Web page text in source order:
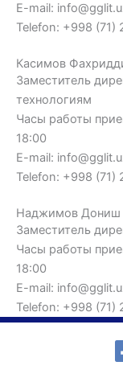
E-mail:
Telefon: +998 (71)
Касимов
Заместитель
технологиям
Часы работы
18:00
E-mail:
Telefon: +998 (71)
Наджимов Дониш
Заместитель
Часы работы
18:00
E-mail:
Telefon: +998 (71)